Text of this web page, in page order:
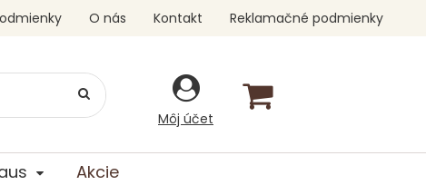
Môj účet
O nás Kontakt Reklamačné podmienky
Akcie